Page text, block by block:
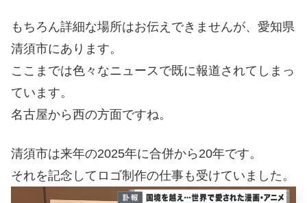
もちろん詳細な場所はお伝えできませんが、愛知県
清須市にあります。
ここまでは色々なニュースで既に報道されてしまっ
ています。
名古屋から西の方面ですね。
清須市は来年の2025年に合併から20年です。
それを記念してロゴ制作の仕事も受けていました。